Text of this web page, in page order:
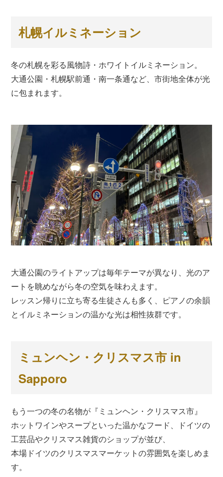
札幌イルミネーション
冬の札幌を彩る風物詩・ホワイトイルミネーション。
大通公園・札幌駅前通・南一条通など、市街地全体が光
に包まれます。
大通公園のライトアップは毎年テーマが異なり、光のア
ートを眺めながら冬の空気を味わえます。
レッスン帰りに立ち寄る生徒さんも多く、ピアノの余韻
とイルミネーションの温かな光は相性抜群です。
ミュンヘン・クリスマス市 in
Sapporo
もう一つの冬の名物が『ミュンヘン・クリスマス市』
ホットワインやスープといった温かなフード、ドイツの
工芸品やクリスマス雑貨のショップが並び、
本場ドイツのクリスマスマーケットの雰囲気を楽しめま
す。